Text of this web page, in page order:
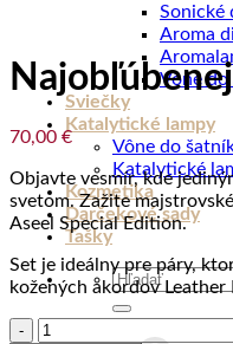
Sonické
Aroma
Vône do
Sviečky
Katalytické lampy
Vône do
Katalytické
Kozmetika
Darčekové sady
Tašky
Hľadať:
70,00 €
Objavte vesmír, kde
svetom. Zažite
Aseel Special Edition.
Set je ideálny pre páry,
kožených akordov
množstvo